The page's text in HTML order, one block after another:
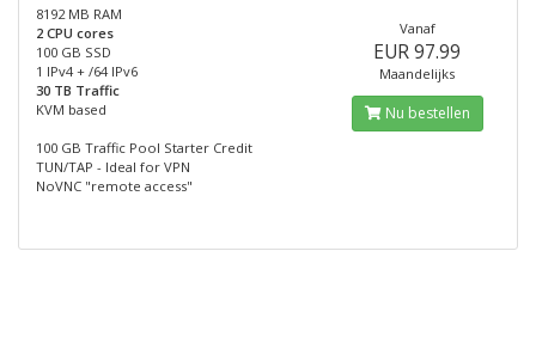
8192 MB RAM
2 CPU cores
100 GB SSD
1 IPv4 + /64 IPv6
30 TB Traffic
KVM based
100 GB Traffic Pool Starter Credit
TUN/TAP - Ideal for VPN
NoVNC "remote access"
Vanaf
EUR 97.99
Maandelijks
Nu bestellen